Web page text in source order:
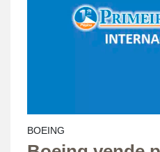
BOEING